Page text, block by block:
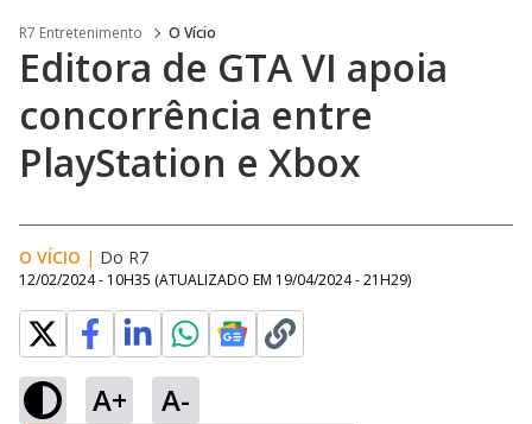
R7 Entretenimento O Vício
Editora de GTA VI apoia
concorrência entre
PlayStation e Xbox
O VÍCIO | Do R7
12/02/2024 - 10H35 (ATUALIZADO EM 19/04/2024 - 21H29)
A+ A-